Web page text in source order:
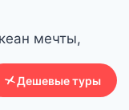
мечты,
Дешевые туры